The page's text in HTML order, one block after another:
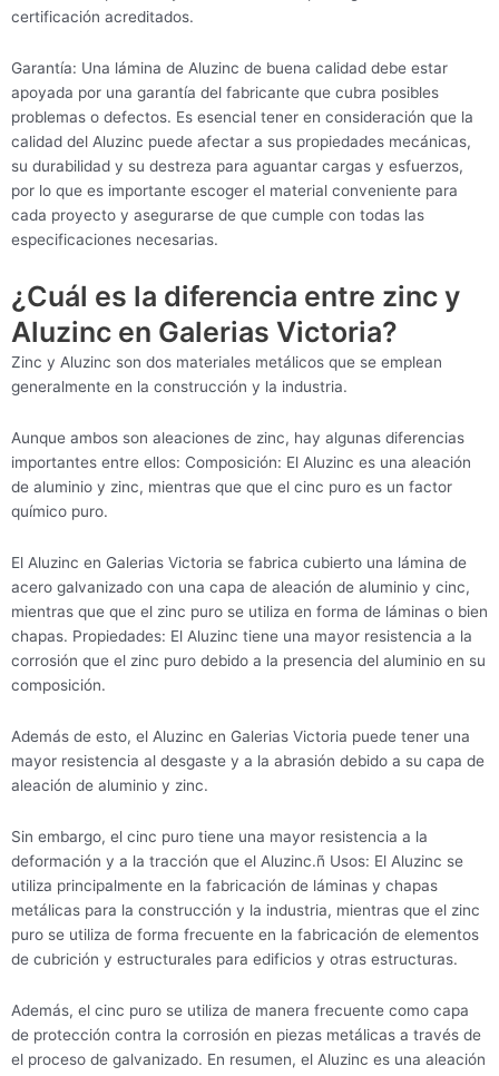
certificación acreditados.
Garantía: Una lámina de Aluzinc de buena calidad debe estar
apoyada por una garantía del fabricante que cubra posibles
problemas o defectos. Es esencial tener en consideración que la
calidad del Aluzinc puede afectar a sus propiedades mecánicas,
su durabilidad y su destreza para aguantar cargas y esfuerzos,
por lo que es importante escoger el material conveniente para
cada proyecto y asegurarse de que cumple con todas las
especificaciones necesarias.
¿Cuál es la diferencia entre zinc y
Aluzinc en Galerias Victoria?
Zinc y Aluzinc son dos materiales metálicos que se emplean
generalmente en la construcción y la industria.
Aunque ambos son aleaciones de zinc, hay algunas diferencias
importantes entre ellos: Composición: El Aluzinc es una aleación
de aluminio y zinc, mientras que que el cinc puro es un factor
químico puro.
El Aluzinc en Galerias Victoria se fabrica cubierto una lámina de
acero galvanizado con una capa de aleación de aluminio y cinc,
mientras que que el zinc puro se utiliza en forma de láminas o bien
chapas. Propiedades: El Aluzinc tiene una mayor resistencia a la
corrosión que el zinc puro debido a la presencia del aluminio en su
composición.
Además de esto, el Aluzinc en Galerias Victoria puede tener una
mayor resistencia al desgaste y a la abrasión debido a su capa de
aleación de aluminio y zinc.
Sin embargo, el cinc puro tiene una mayor resistencia a la
deformación y a la tracción que el Aluzinc.ñ Usos: El Aluzinc se
utiliza principalmente en la fabricación de láminas y chapas
metálicas para la construcción y la industria, mientras que el zinc
puro se utiliza de forma frecuente en la fabricación de elementos
de cubrición y estructurales para edificios y otras estructuras.
Además, el cinc puro se utiliza de manera frecuente como capa
de protección contra la corrosión en piezas metálicas a través de
el proceso de galvanizado. En resumen, el Aluzinc es una aleación